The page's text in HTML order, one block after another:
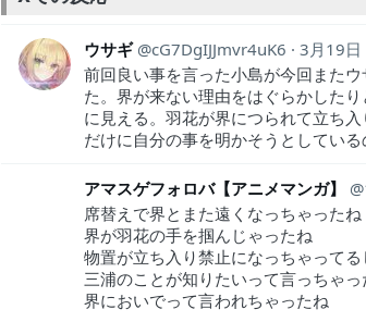
ウサギ cG7DgIJJmvr4uK6
3月19日
前回良い事を言った小島が今回また
た。界が来ない理由をはぐらかした
に見える。羽花が界につられて立ち
だけに自分の事を明かそうとしている
アマスゲフォロバ【アニメマンガ】
席替えで界とまた遠くなっちゃったね
界が羽花の手を掴んじゃったね
物置が立ち入り禁止になっちゃってる
三浦のことが知りたいって言っちゃっ
界においでって言われちゃったね